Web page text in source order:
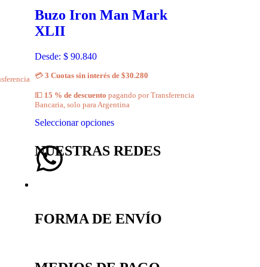
Buzo Iron Man Mark
XLII
Desde: $ 90.840
💳 3 Cuotas sin interés de $30.280
💵 15 % de descuento pagando por Transferencia
Bancaria, solo para Argentina
Seleccionar opciones
NUESTRAS REDES
FORMA DE ENVÍO